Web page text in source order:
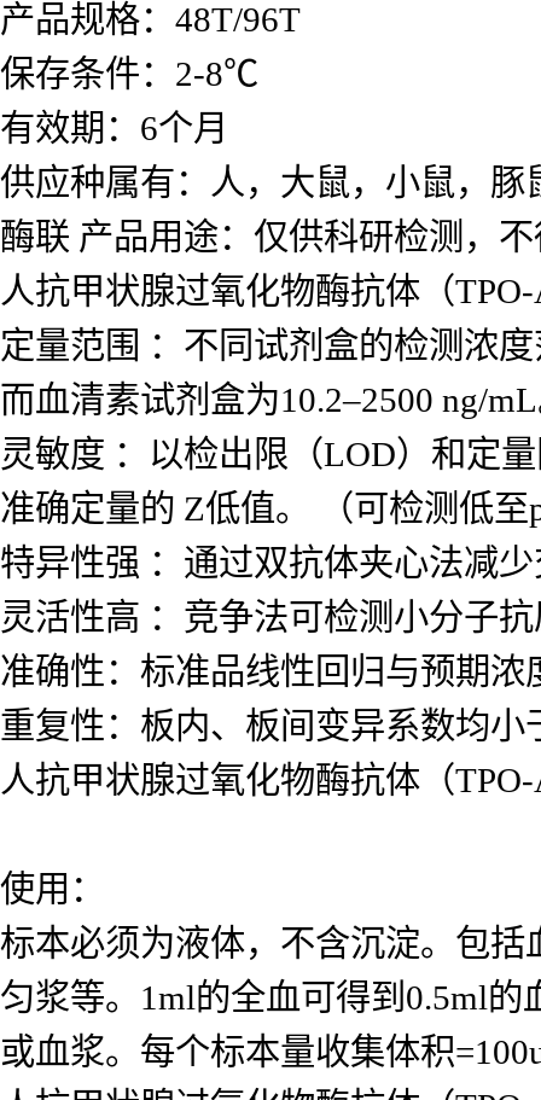
产品规格：48T/96T
保存条件：2-8℃
有效期：6个月
供应种属有：人，大鼠，小鼠，
酶联 产品用途：仅供科研检测，
人抗甲状腺过氧化物酶抗体（
定量范围 ：不同试剂盒的检测浓
而血清素试剂盒为10.2–2500 ng/
灵敏度 ：以检出限（LOD）和定
准确定量的 Z低值。 （可检测低
特异性强 ：通过双抗体夹心法减
灵活性高 ：竞争法可检测小分子
准确性：标准品线性回归与预期浓
重复性：板内、板间变异系数均小
人抗甲状腺过氧化物酶抗体（
使用：
标本必须为液体，不含沉淀。包
匀浆等。1ml的全血可得到0.5ml的
或血浆。每个标本量收集体积